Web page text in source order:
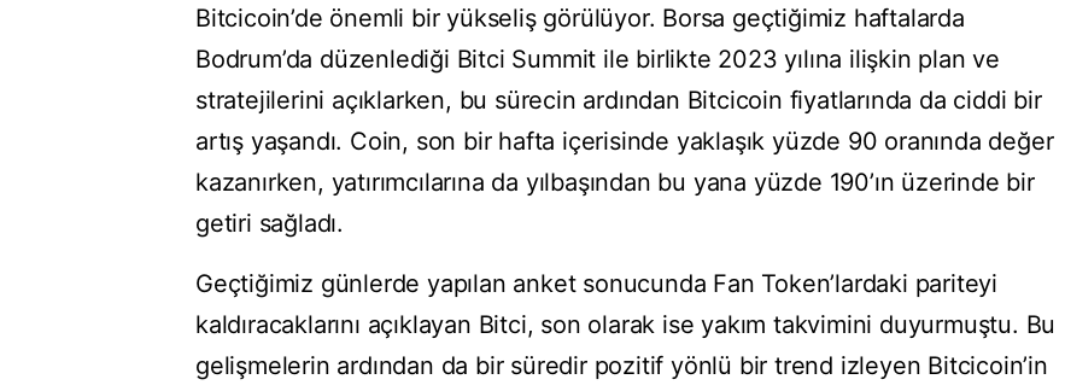
Bitcicoin’de önemli bir yükseliş görülüyor. Borsa geçtiğimiz haftalarda
Bodrum’da düzenlediği Bitci Summit ile birlikte 2023 yılına ilişkin plan ve
stratejilerini açıklarken, bu sürecin ardından Bitcicoin fiyatlarında da ciddi bir
artış yaşandı. Coin, son bir hafta içerisinde yaklaşık yüzde 90 oranında değer
kazanırken, yatırımcılarına da yılbaşından bu yana yüzde 190’ın üzerinde bir
getiri sağladı.
Geçtiğimiz günlerde yapılan anket sonucunda Fan Token’lardaki pariteyi
kaldıracaklarını açıklayan Bitci, son olarak ise yakım takvimini duyurmuştu. Bu
gelişmelerin ardından da bir süredir pozitif yönlü bir trend izleyen Bitcicoin’in